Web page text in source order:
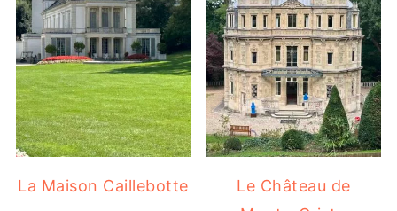
La Maison Caillebotte
Le Château de